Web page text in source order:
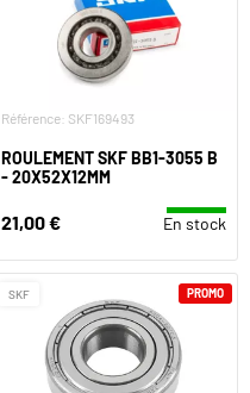
Référence: SKF169493
ROULEMENT SKF BB1-3055 B
- 20X52X12MM
21,00 € En stock
SKF PROMO